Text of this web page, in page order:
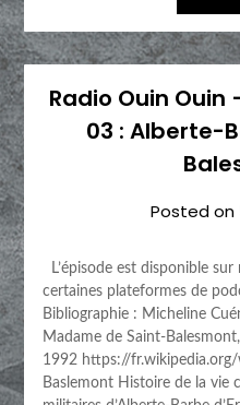
Radio Ouin Ouin
03 : Alberte-
Posted on
L’épisode est disponible
certaines plateformes de
Bibliographie : Micheline
Madame de Saint-
1992 https://
Baslemont Histoire de la vie